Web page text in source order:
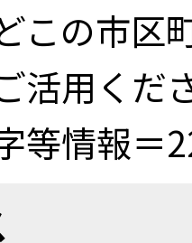
この市区
活用くだ
等情報＝